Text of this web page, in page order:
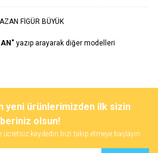
FİGÜR BÜYÜK
yazıp arayarak diğer modelleri
ilk yorumu siz yapın!
Yorum Yaz
ederiz.
veya görüntülenemiyor.
yeni ürünlerimizden ilk sizin
olsun!
kaydedin bizi takip etmeye başlayın.